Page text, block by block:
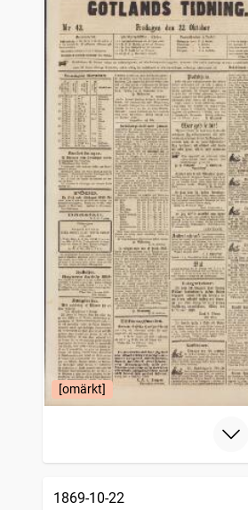
Strömstads tidning (1866)
Oscarshamnsposten
träffar
Sölvesborgsposten
träffar
Fäderneslandet (Stockholm : 1852)
träffar
Nora stads och Bergslags tidning
träffar
Falköpings tidning
träffar
Haparandabladet, Haaparannanlehti
träffar
Örnsköldsviks allehanda
träffar
Umebladet
träffar
Wermlands allehanda
träffar
Upsalaposten
träffar
Örebro tidning (Örebro : 1881)
träffar
Westerbotten
träffar
Falkenbergs tidning
träffar
Gefle dagblad
träffar
Motalaposten
träffar
Elfsborgs läns tidning
träffar
Upsala nya tidning
träffar
Söderköpingsposten
träffar
Skåningen Eslövs tidning
träffar
Malmötidningen
[omärkt]
1869-10-22